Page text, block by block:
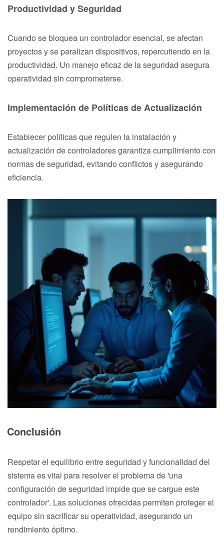
Productividad y Seguridad
Cuando se bloquea un controlador esencial, se afectan
proyectos y se paralizan dispositivos, repercutiendo en la
productividad. Un manejo eficaz de la seguridad asegura
operatividad sin comprometerse.
Implementación de Políticas de Actualización
Establecer políticas que regulen la instalación y
actualización de controladores garantiza cumplimiento con
normas de seguridad, evitando conflictos y asegurando
eficiencia.
Conclusión
Respetar el equilibrio entre seguridad y funcionalidad del
sistema es vital para resolver el problema de 'una
configuración de seguridad impide que se cargue este
controlador'. Las soluciones ofrecidas permiten proteger el
equipo sin sacrificar su operatividad, asegurando un
rendimiento óptimo.